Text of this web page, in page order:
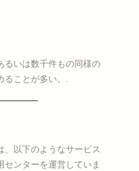
るいは数千件もの同様の
ることが多い。.
以下のようなサービス
センターを運営していま